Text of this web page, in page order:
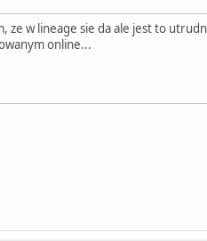
ze w lineage sie da ale jest to
online...